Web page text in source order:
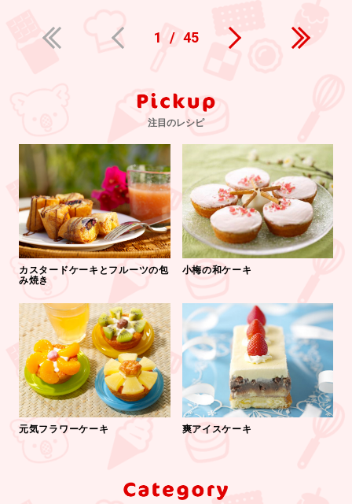
1 / 45
注目のレシピ
カスタードケーキとフルーツの包
み焼き
小梅の和ケーキ
元気フラワーケーキ 爽アイスケーキ